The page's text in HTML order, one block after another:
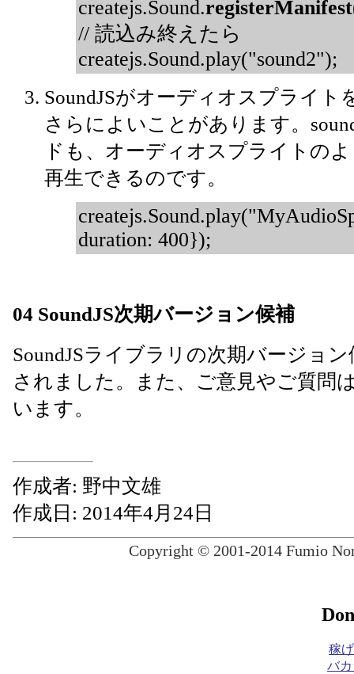
createjs.Sound.registerManifest
// 読込み終えたら
createjs.Sound.play("sound2");
SoundJSがオーディオスプライ
さらによいことがあります。
ドも、オーディオスプライトの
再生できるのです。
duration: 400});
04 SoundJS次期バージョン候補
SoundJSライブラリの次期バージョ
されました。また、ご意見やご質問
います。
作成者: 野中文雄
作成日: 2014年4月24日
Copyright © 2001-2014 Fumio
稼
バ